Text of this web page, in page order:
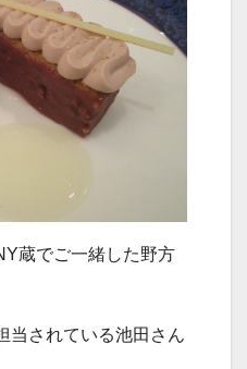
蔵でご一緒した野方
当されている池田さん